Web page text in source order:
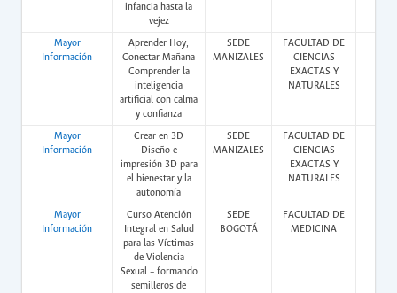
infancia hasta la
vejez
Mayor
Información
Aprender Hoy,
Conectar Mañana
Comprender la
inteligencia
artificial con calma
y confianza
SEDE
MANIZALES
FACULTAD DE
CIENCIAS
EXACTAS Y
NATURALES
Mayor
Información
Crear en 3D
Diseño e
impresión 3D para
el bienestar y la
autonomía
SEDE
MANIZALES
FACULTAD DE
CIENCIAS
EXACTAS Y
NATURALES
Mayor
Información
Curso Atención
Integral en Salud
para las Víctimas
de Violencia
Sexual – formando
semilleros de
SEDE
BOGOTÁ
FACULTAD DE
MEDICINA